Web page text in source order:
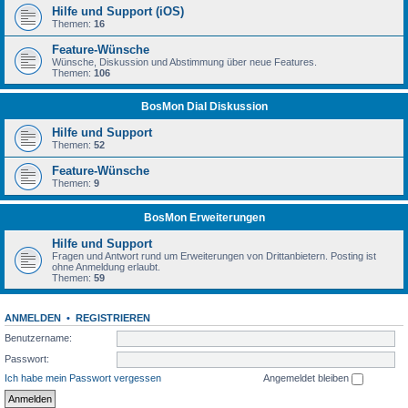
Hilfe und Support (iOS)
Themen: 16
Feature-Wünsche
Wünsche, Diskussion und Abstimmung über neue Features.
Themen: 106
BosMon Dial Diskussion
Hilfe und Support
Themen: 52
Feature-Wünsche
Themen: 9
BosMon Erweiterungen
Hilfe und Support
Fragen und Antwort rund um Erweiterungen von Drittanbietern. Posting ist
ohne Anmeldung erlaubt.
Themen: 59
ANMELDEN • REGISTRIEREN
Benutzername:
Passwort:
Ich habe mein Passwort vergessen
Angemeldet bleiben